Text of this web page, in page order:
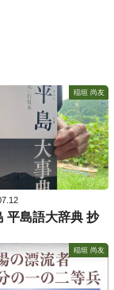
稲垣 尚友
平島語大辞典 抄
稲垣 尚友